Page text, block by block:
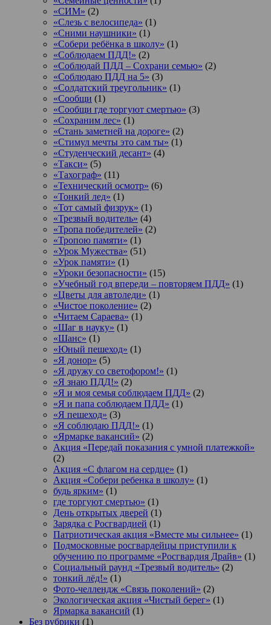
«СИМ» (2)
«Слезь с велосипеда» (1)
«Сними наушники» (1)
«Собери ребёнка в школу» (1)
«Соблюдаем ПДД!» (2)
«Соблюдай ПДД – Сохрани семью» (2)
«Соблюдаю ПДД на 5» (3)
«Солдатский треугольник» (1)
«Сообщи (1)
«Сообщи где торгуют смертью» (3)
«Сохраним лес» (1)
«Стань заметней на дороге» (2)
«Стимул мечты это сам ты» (1)
«Студенческий десант» (4)
«Такси» (5)
«Тахограф» (11)
«Технический осмотр» (6)
«Тонкий лед» (1)
«Тот самый физрук» (1)
«Трезвый водитель» (4)
«Тропа победителей» (2)
«Тропою памяти» (1)
«Урок Мужества» (51)
«Урок памяти» (1)
«Уроки безопасности» (15)
«Учебный год впереди – повторяем ПДД» (1)
«Цветы для автоледи» (1)
«Чистое поколение» (2)
«Читаем Сараева» (1)
«Шаг в науку» (1)
«Шанс» (1)
«Юный пешеход» (1)
«Я донор» (5)
«Я дружу со светофором!» (1)
«Я знаю ПДД!» (2)
«Я и моя семья соблюдаем ПДД» (2)
«Я и папа соблюдаем ПДД» (1)
«Я пешеход» (3)
«Я соблюдаю ПДД!» (1)
«Ярмарке вакансий» (2)
Акция «Передай показания с умной платежкой»
(2)
Акция «С флагом на сердце» (1)
Акция «Собери ребенка в школу» (1)
будь ярким» (1)
где торгуют смертью» (1)
День открытых дверей (1)
Зарядка с Росгвардией (1)
Патриотическая акция «Вместе мы сильнее» (1)
Подмосковные росгвардейцы приступили к
обучению по программе «Росгвардия Драйв» (1)
Социальный раунд «Трезвый водитель» (2)
тонкий лёд!» (1)
Фото-челлендж «Связь поколений» (2)
Экологическая акция «Чистый берег» (1)
Ярмарка вакансий (1)
Без рубрики (1)